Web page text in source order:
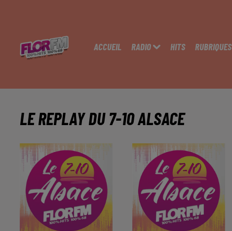
ACCUEIL RADIO HITS RUBRIQUES
LE REPLAY DU 7-10 ALSACE